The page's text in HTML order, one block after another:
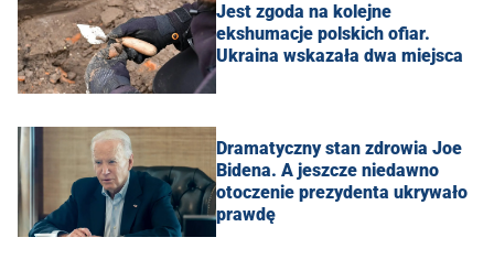
Jest zgoda na kolejne
ekshumacje polskich ofiar.
Ukraina wskazała dwa miejsca
Dramatyczny stan zdrowia Joe
Bidena. A jeszcze niedawno
otoczenie prezydenta ukrywało
prawdę